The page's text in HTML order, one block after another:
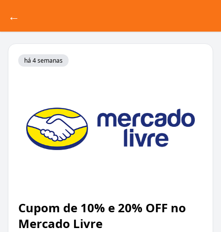
←
há 4 semanas
Cupom de 10% e 20% OFF no
Mercado Livre